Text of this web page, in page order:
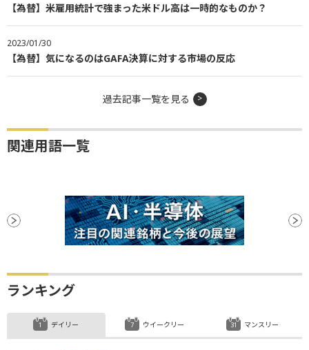
【為替】米雇用統計で強まった米ドル高は一時的なものか？
2023/01/30
【為替】気になるのはGAFA決算に対する市場の反応
過去記事一覧を見る
関連用語一覧
ランキング
デイリー ウイークリー マンスリー